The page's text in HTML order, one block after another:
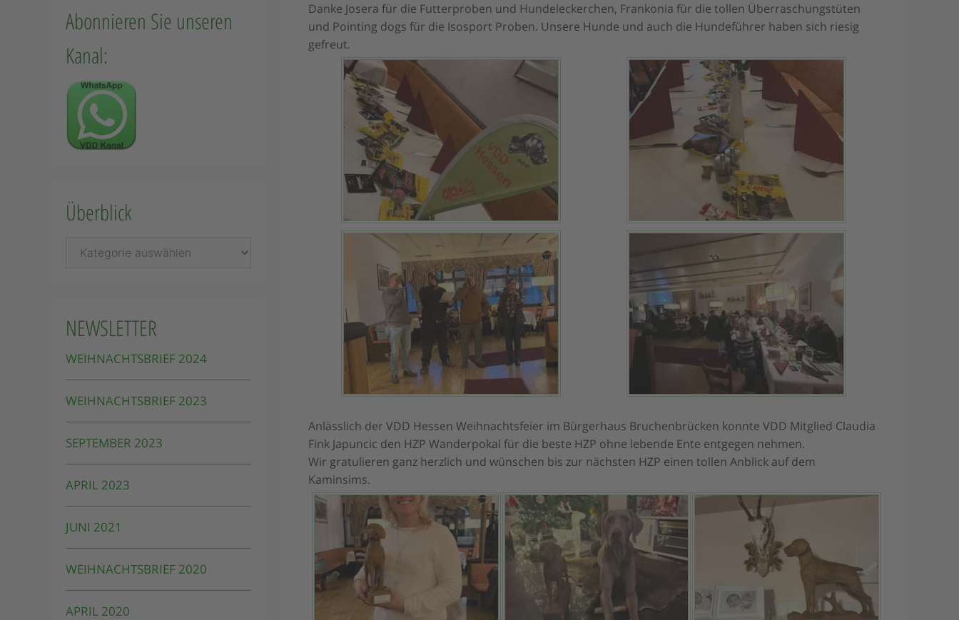
Danke Josera für die Futterproben und Hundeleckerchen, Frankonia für die tollen Überraschungstüten
und Pointing dogs für die Isosport Proben. Unsere Hunde und auch die Hundeführer haben sich riesig
gefreut.
Anlässlich der VDD Hessen Weihnachtsfeier im Bürgerhaus Bruchenbrücken konnte VDD Mitglied Claudia
Fink Japuncic den HZP Wanderpokal für die beste HZP ohne lebende Ente entgegen nehmen.
Wir gratulieren ganz herzlich und wünschen bis zur nächsten HZP einen tollen Anblick auf dem
Kaminsims.
Abonnieren Sie unseren
Kanal:
Überblick
NEWSLETTER
WEIHNACHTSBRIEF 2024
WEIHNACHTSBRIEF 2023
SEPTEMBER 2023
APRIL 2023
JUNI 2021
WEIHNACHTSBRIEF 2020
APRIL 2020